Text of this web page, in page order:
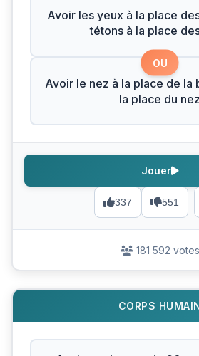
Avoir les yeux à la place
tétons à la place
OU
Avoir le nez à la place de la
la place du nez
337 551
Jouer
181 592 votes
CORPS